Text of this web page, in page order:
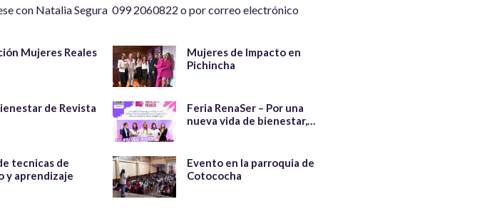
con Natalia Segura 099 2060822 o por correo electrónico
Mujeres Reales
Mujeres de Impacto en
Pichincha
de Revista
Feria RenaSer – Por una
nueva vida de bienestar,…
tecnicas de
y aprendizaje
Evento en la parroquia de
Cotococha